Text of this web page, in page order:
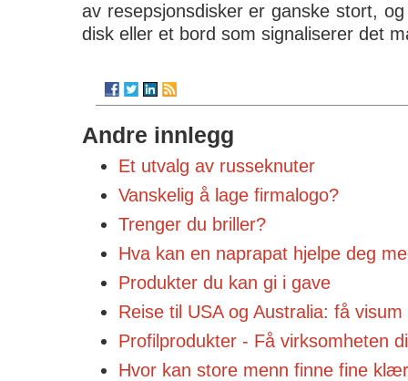
av resepsjonsdisker er ganske stort,
disk eller et bord som signaliserer det
Andre innlegg
Et utvalg av russeknuter
Vanskelig å lage firmalogo?
Trenger du briller?
Hva kan en naprapat hjelpe deg
Produkter du kan gi i gave
Reise til USA og Australia: få visum
Profilprodukter - Få virksomheten
Hvor kan store menn finne fine